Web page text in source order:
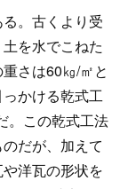
。古くより受
を水でこねた
さは60㎏/㎡と
かける乾式工
。この乾式工法
だが、加えて
洋瓦の形状を